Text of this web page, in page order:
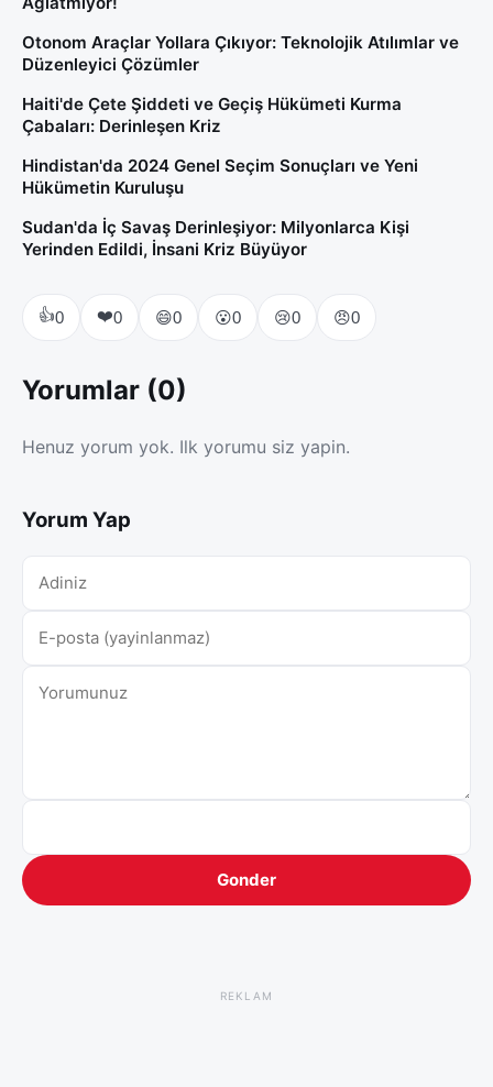
Otonom Araçlar Yollara Çıkıyor: Teknolojik Atılımlar ve
Düzenleyici Çözümler
Haiti'de Çete Şiddeti ve Geçiş Hükümeti Kurma
Çabaları: Derinleşen Kriz
Hindistan'da 2024 Genel Seçim Sonuçları ve Yeni
Hükümetin Kuruluşu
Sudan'da İç Savaş Derinleşiyor: Milyonlarca Kişi
Yerinden Edildi, İnsani Kriz Büyüyor
👍0 ❤️0 😄0 😮0 😢0 😠0
Yorumlar (0)
Henuz yorum yok. Ilk yorumu siz yapin.
Yorum Yap
Gonder
REKLAM